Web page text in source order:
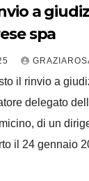
a
spa
il rinvio a
delegato
di un
il 24 gennaio